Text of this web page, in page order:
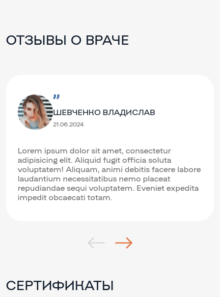
ОТЗЫВЫ О ВРАЧЕ
ШЕВЧЕНКО ВЛАДИСЛАВ
21.06.2024
Lorem ipsum dolor sit amet, consectetur
adipisicing elit. Aliquid fugit officia soluta
voluptatem! Aliquam, animi debitis facere labore
laudantium necessitatibus nemo placeat
repudiandae sequi voluptatem. Eveniet expedita
impedit obcaecati totam.
СЕРТИФИКАТЫ